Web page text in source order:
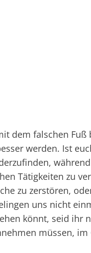
dem falschen
werden. Ist
Tätigkeiten zu
zu zerstören,
uns nicht
könnt, seid ihr
müssen,